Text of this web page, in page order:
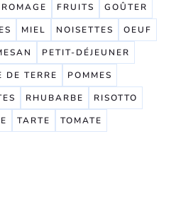
FRUITS
GOÛTER
MIEL NOISETTES
OEUF
PETIT-DÉJEUNER
DE TERRE
POMMES
RHUBARBE
RISOTTO
TARTE
TOMATE